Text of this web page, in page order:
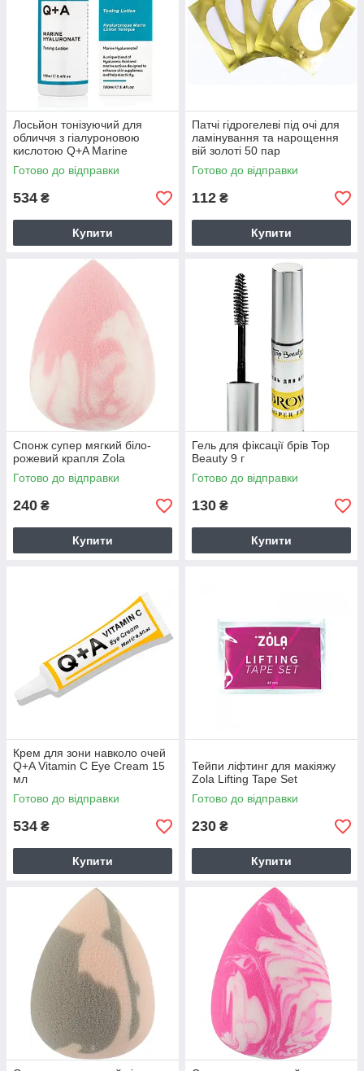
Лосьйон тонізуючий для
обличчя з гіалуроновою
кислотою Q+A Marine
Hyaluronate Toning Lotion 100
мл
Готово до відправки
534 ₴
Купити
Патчі гідрогелеві під очі для
ламінування та нарощення
вій золоті 50 пар
Готово до відправки
112 ₴
Купити
Спонж супер мягкий біло-
рожевий крапля Zola
Готово до відправки
240 ₴
Купити
Гель для фіксації брів Top
Beauty 9 г
Готово до відправки
130 ₴
Купити
Крем для зони навколо очей
Q+A Vitamin C Eye Cream 15
мл
Готово до відправки
534 ₴
Купити
Тейпи ліфтинг для макіяжу
Zola Lifting Tape Set
Готово до відправки
230 ₴
Купити